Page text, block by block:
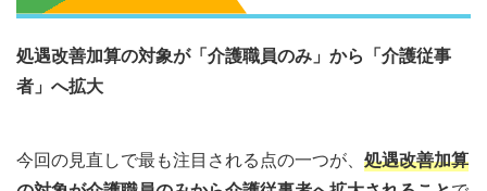
処遇改善加算の対象が「介護職員のみ」から「介護従事
者」へ拡大
今回の見直しで最も注目される点の一つが、 処遇改善加算